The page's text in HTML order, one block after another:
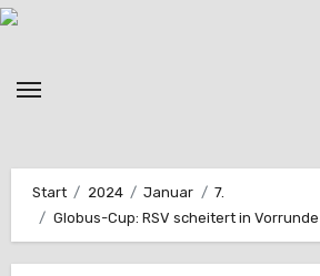
Zum
Start 2024 Januar
7.
Globus-Cup: RSV scheitert in Vorrunde